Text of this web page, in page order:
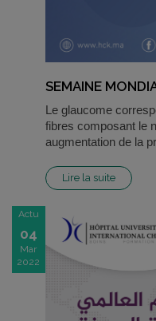
SEMAINE
Le glaucome
fibres composant le
augmentation de la
Lire la suite
Actu
04
Mar
2022